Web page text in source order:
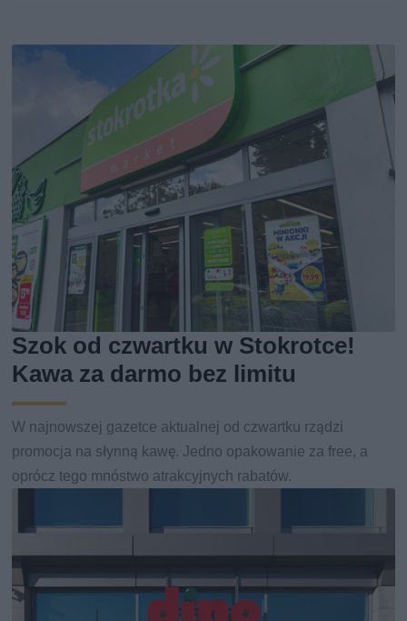
Szok od czwartku w Stokrotce!
Kawa za darmo bez limitu
W najnowszej gazetce aktualnej od czwartku rządzi
promocja na słynną kawę. Jedno opakowanie za free, a
oprócz tego mnóstwo atrakcyjnych rabatów.